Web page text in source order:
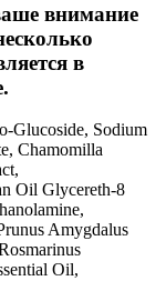
внимание
в
Glucoside, Sodium
Chamomilla
Oil Glycereth-8
Amygdalus
Oil,